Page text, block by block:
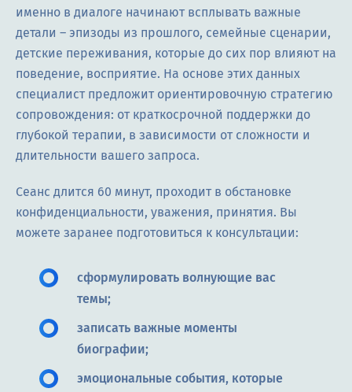
именно в диалоге начинают всплывать важные
детали – эпизоды из прошлого, семейные сценарии,
детские переживания, которые до сих пор влияют на
поведение, восприятие. На основе этих данных
специалист предложит ориентировочную стратегию
сопровождения: от краткосрочной поддержки до
глубокой терапии, в зависимости от сложности и
длительности вашего запроса.
Сеанс длится 60 минут, проходит в обстановке
конфиденциальности, уважения, принятия. Вы
можете заранее подготовиться к консультации:
сформулировать волнующие вас
темы;
записать важные моменты
биографии;
эмоциональные события, которые